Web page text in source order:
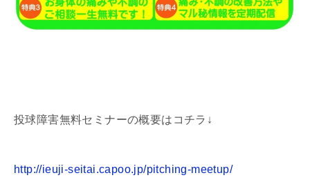
投球障害無料セミナーの概要はコチラ↓
http://ieuji-seitai.capoo.jp/pitching-meetup/